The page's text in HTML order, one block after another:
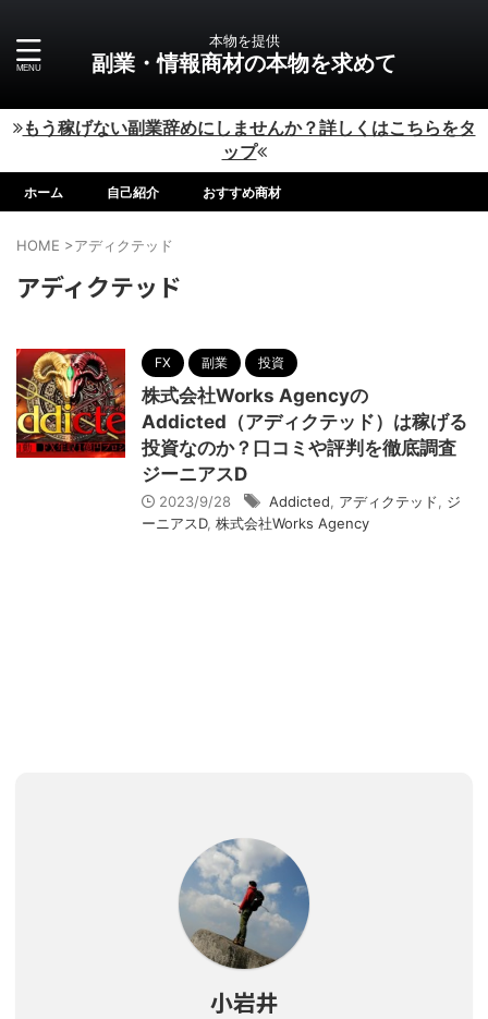
本物を提供
副業・情報商材の本物を求めて
もう稼げない副業辞めにしませんか？詳しくはこちらをタ
ップ
ホーム 自己紹介 おすすめ商材
HOME >アディクテッド
アディクテッド
FX 副業 投資
株式会社Works Agencyの
Addicted（アディクテッド）は稼げる
投資なのか？口コミや評判を徹底調査
ジーニアスD
2023/9/28 Addicted アディクテッド
ジ
ーニアスD, 株式会社Works Agency
小岩井